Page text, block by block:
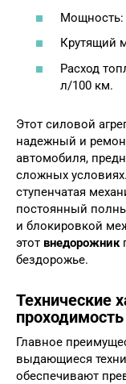
Мощность:
Крутящий
Расход
л/100 км.
Этот силовой
надежный и
автомобиля,
сложных
ступенчатая
постоянный
и блокировкой
этот внедорожник
бездорожье.
Технические
проходимость
Главное
выдающиеся
обеспечивают